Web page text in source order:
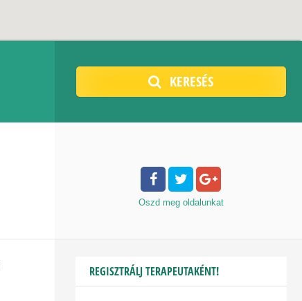
KERESÉS
Oszd meg oldalunkat
REGISZTRÁLJ TERAPEUTAKÉNT!